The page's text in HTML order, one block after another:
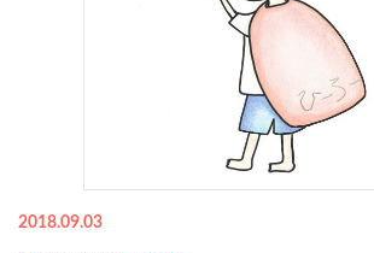
2018.09.03